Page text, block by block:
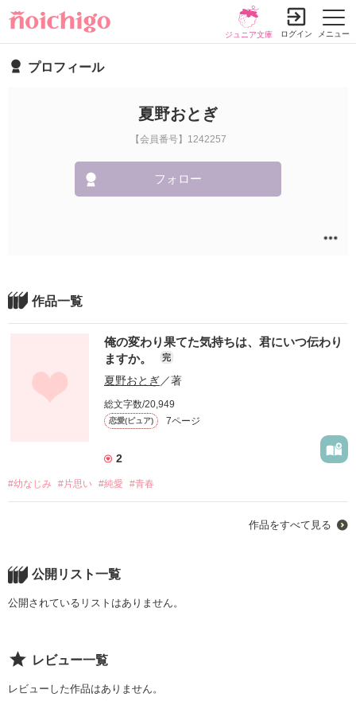
メニュー
ジュニア文庫 ログイン
プロフィール
夏野おとぎ
【会員番号】1242257
フォロー
作品一覧
俺の変わり果てた気持ちは、君にいつ伝わり
ますか。
完
夏野おとぎ／著
総文字数/20,949
恋愛(ピュア) 7ページ
2
#幼なじみ #片思い #純愛 #青春
作品をすべて見る
公開リスト一覧
公開されているリストはありません。
レビュー一覧
レビューした作品はありません。